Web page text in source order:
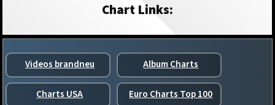
Chart Links:
Videos brandneu Album Charts
Charts USA Euro Charts Top 100